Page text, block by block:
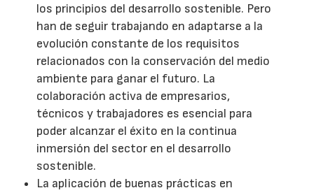
los principios del desarrollo sostenible. Pero
han de seguir trabajando en adaptarse a la
evolución constante de los requisitos
relacionados con la conservación del medio
ambiente para ganar el futuro. La
colaboración activa de empresarios,
técnicos y trabajadores es esencial para
poder alcanzar el éxito en la continua
inmersión del sector en el desarrollo
sostenible.
La aplicación de buenas prácticas en